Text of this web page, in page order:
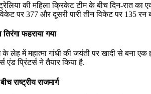
की महिला क्रिकेट टीम के बीच दिन-रात का
पर 377 और दूसरी पारी तीन विकेट पर 135
फहराया गया
लेह में महात्मा गांधी की जयंती पर खादी से बना
एंड प्रिंटर्स ने तैयार किया है.
राष्ट्रीय राजमार्ग